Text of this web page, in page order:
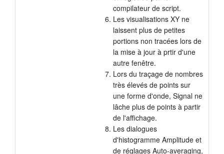
compilateur de script.
Les visualisations XY ne
laissent plus de petites
portions non tracées lors de
la mise à jour à prtir d'une
autre fenêtre.
Lors du traçage de nombres
très élevés de points sur
une forme d'onde, Signal ne
lâche plus de points à partir
de l'affichage.
Les dialogues
d'histogramme Amplitude et
de réglages Auto-averaging,